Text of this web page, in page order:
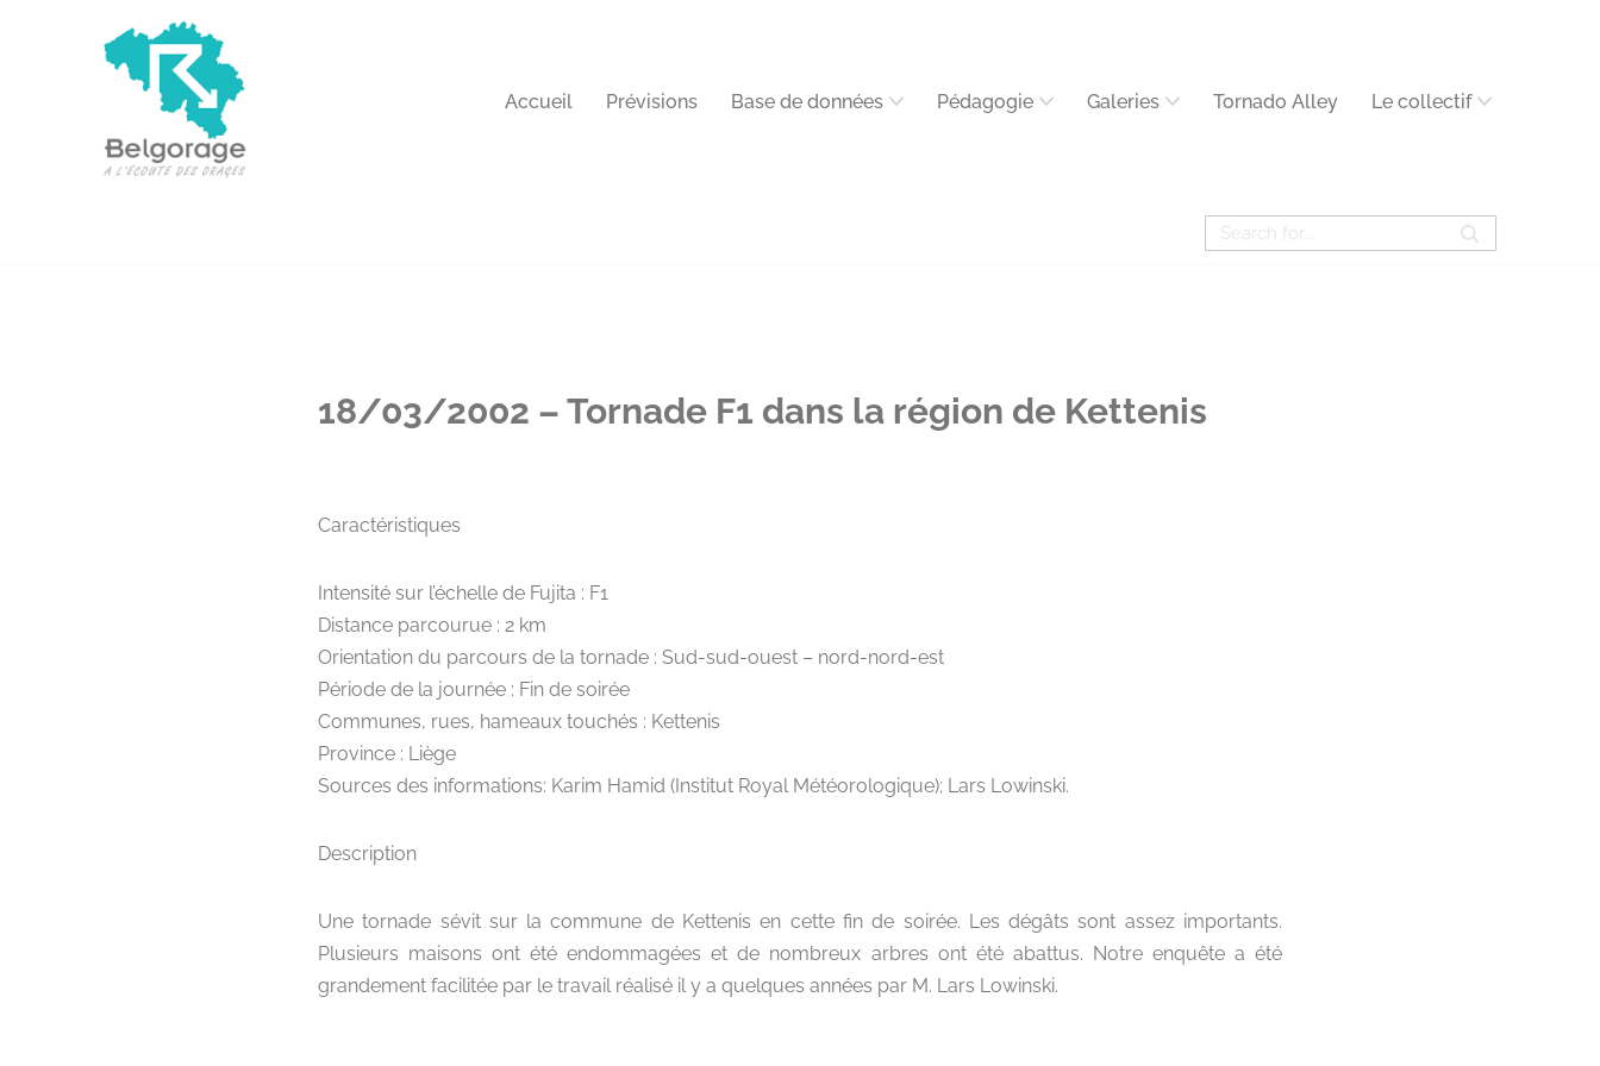
Accueil Prévisions Base de données Pédagogie Galeries Tornado Alley Le collectif
18/03/2002 – Tornade F1 dans la région de Kettenis
Caractéristiques
Intensité sur l’échelle de Fujita : F1
Distance parcourue : 2 km
Orientation du parcours de la tornade : Sud-sud-ouest – nord-nord-est
Période de la journée : Fin de soirée
Communes, rues, hameaux touchés : Kettenis
Province : Liège
Sources des informations: Karim Hamid (Institut Royal Météorologique); Lars Lowinski.
Description
Une tornade sévit sur la commune de Kettenis en cette fin de soirée. Les dégâts sont assez importants.
Plusieurs maisons ont été endommagées et de nombreux arbres ont été abattus. Notre enquête a été
grandement facilitée par le travail réalisé il y a quelques années par M. Lars Lowinski.